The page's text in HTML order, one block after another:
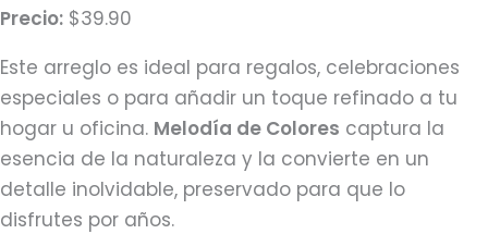
Precio: $39.90
Este arreglo es ideal para regalos, celebraciones
especiales o para añadir un toque refinado a tu
hogar u oficina. Melodía de Colores captura la
esencia de la naturaleza y la convierte en un
detalle inolvidable, preservado para que lo
disfrutes por años.